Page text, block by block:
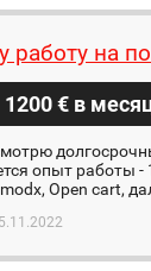
работу на
1200 € в
опыт работы -
Open cart,